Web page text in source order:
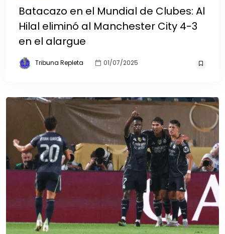
Batacazo en el Mundial de Clubes: Al
Hilal eliminó al Manchester City 4-3
en el alargue
Tribuna Repleta 01/07/2025